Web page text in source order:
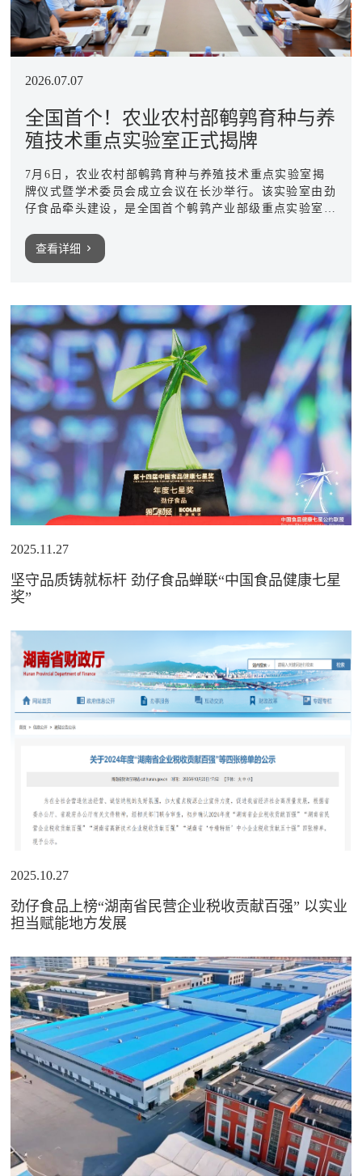
2026.07.07
全国首个！农业农村部鹌鹑育种与养
殖技术重点实验室正式揭牌
7月6日，农业农村部鹌鹑育种与养殖技术重点实验室揭
牌仪式暨学术委员会成立会议在长沙举行。该实验室由劲
仔食品牵头建设，是全国首个鹌鹑产业部级重点实验室，
阶段。
查看详细
2025.11.27
坚守品质铸就标杆 劲仔食品蝉联“中国食品健康七星
奖”
2025.10.27
劲仔食品上榜“湖南省民营企业税收贡献百强” 以实业
担当赋能地方发展